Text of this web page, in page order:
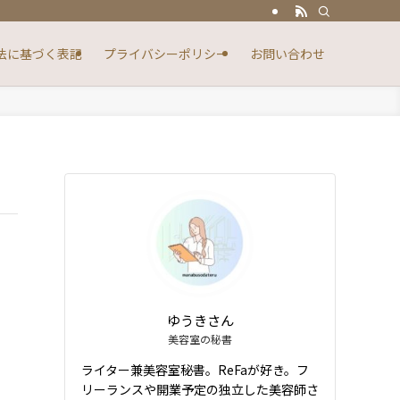
に基づく表記 プライバシーポリシー お問い合わせ
ゆうきさん
美容室の秘書
ライター兼美容室秘書。ReFaが好き。フ
リーランスや開業予定の独立した美容師さ